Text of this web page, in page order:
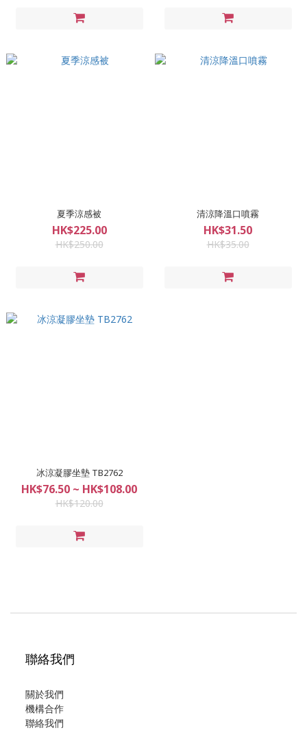
夏季涼感被
HK$225.00
HK$250.00
清涼降溫口噴霧
HK$31.50
HK$35.00
冰涼凝膠坐墊 TB2762
HK$76.50 ~ HK$108.00
HK$120.00
聯絡我們
關於我們
機構合作
聯絡我們